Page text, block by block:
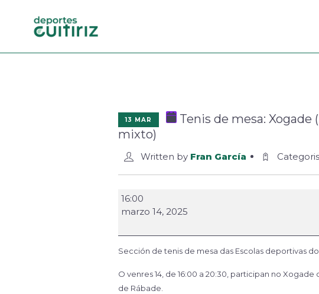
13 MAR
Tenis de mesa: Xogade
mixto)
Written by Fran García
16:00
marzo 14, 2025
Sección de tenis de mesa das Escolas deportivas
O venres 14, de 16:00 a 20:30, participan no
de Rábade.